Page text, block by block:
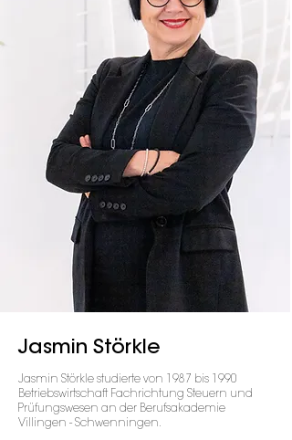
Jasmin Störkle
Jasmin Störkle studierte von 1987 bis 1990
Betriebswirtschaft Fachrichtung Steuern und
Prüfungswesen an der Berufsakademie
Villingen - Schwenningen.